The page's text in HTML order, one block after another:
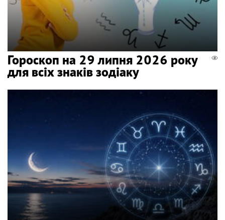
Гороскоп на 29 липня 2026 року
для всіх знаків зодіаку